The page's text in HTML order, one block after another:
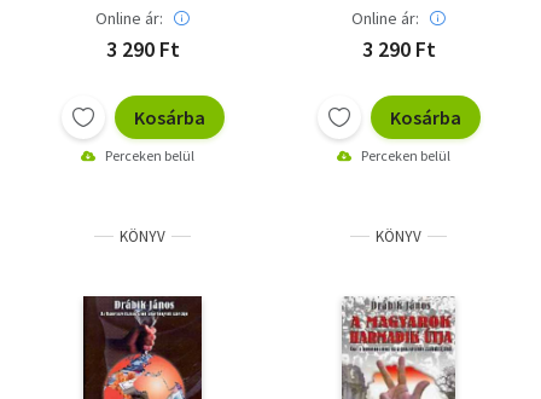
Online ár:
3 290 Ft
Kosárba
Perceken belül
Online ár:
3 290 Ft
Kosárba
Perceken belül
KÖNYV KÖNYV